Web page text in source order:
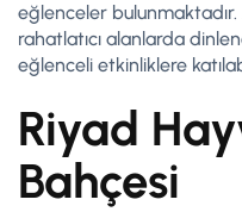
eğlenceler
rahatlatıcı alanlarda
eğlenceli etkinliklere
Riyad
Bahçesi